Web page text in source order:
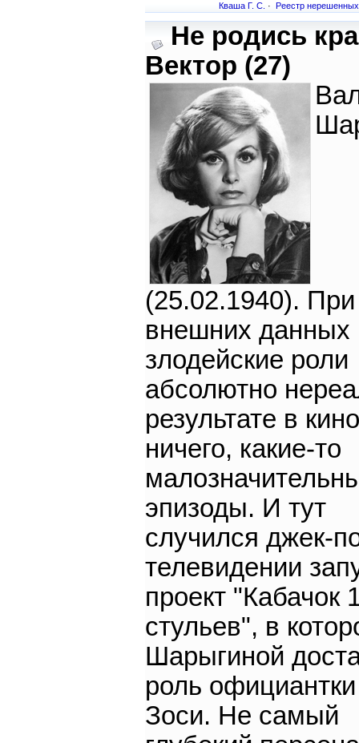
Кваша Г. С. · Реестр
Не родись
Вектор (27)
(25.02.1940). При
внешних данных
злодейские роли
абсолютно
результате в
ничего, какие-то
эпизоды. И тут
случился джек-
телевидении
проект "Кабачок
стульев", в
Шарыгиной
роль
Зоси. Не самый